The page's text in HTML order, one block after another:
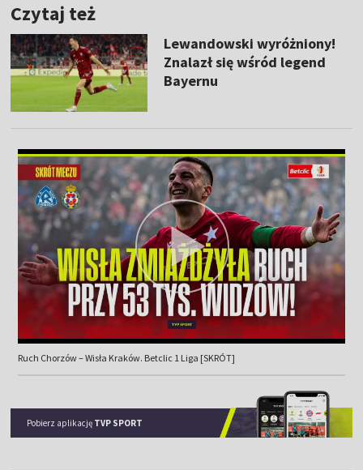
Czytaj też
Lewandowski wyróżniony!
Znalazł się wśród legend
Bayernu
Ruch Chorzów – Wisła Kraków. Betclic 1 Liga [SKRÓT]
Pobierz aplikację TVP SPORT